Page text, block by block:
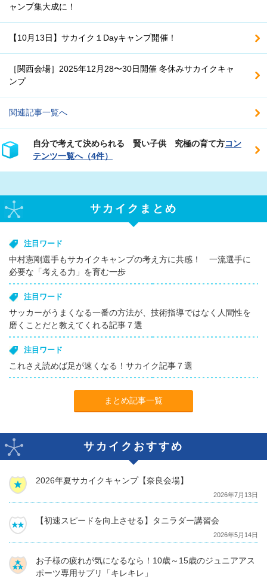
ャンプ集大成に！
【10月13日】サカイク１Dayキャンプ開催！
［関西会場］2025年12月28〜30日開催 冬休みサカイクキャ
ンプ
関連記事一覧へ
自分で考えて決められる 賢い子供 究極の育て方コン
テンツ一覧へ（4件）
サカイクまとめ
注目ワード
中村憲剛選手もサカイクキャンプの考え方に共感！ 一流選手に
必要な「考える力」を育む一歩
注目ワード
サッカーがうまくなる一番の方法が、技術指導ではなく人間性を
磨くことだと教えてくれる記事７選
注目ワード
これさえ読めば足が速くなる！サカイク記事７選
まとめ記事一覧
サカイクおすすめ
2026年夏サカイクキャンプ【奈良会場】
2026年7月13日
【初速スピードを向上させる】タニラダー講習会
2026年5月14日
お子様の疲れが気になるなら！10歳～15歳のジュニアアス
ポーツ専用サプリ「キレキレ」